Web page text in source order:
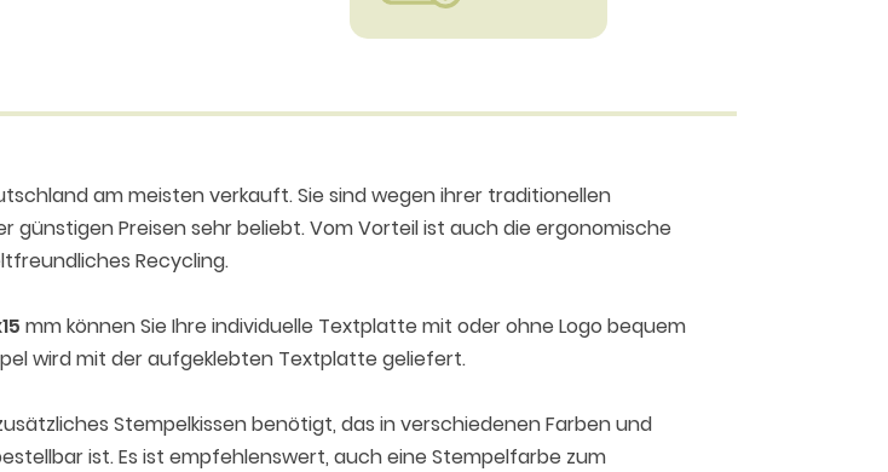
am meisten verkauft. Sie sind wegen ihrer traditionellen
günstigen Preisen sehr beliebt. Vom Vorteil ist auch die ergonomische
Recycling.
mm können Sie Ihre individuelle Textplatte mit oder ohne Logo bequem
wird mit der aufgeklebten Textplatte geliefert.
Stempelkissen benötigt, das in verschiedenen Farben und
ist. Es ist empfehlenswert, auch eine Stempelfarbe zum